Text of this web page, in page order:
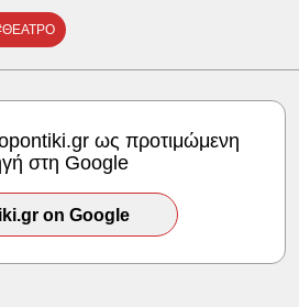
ως προτιμώμενη
στη Google
on Google